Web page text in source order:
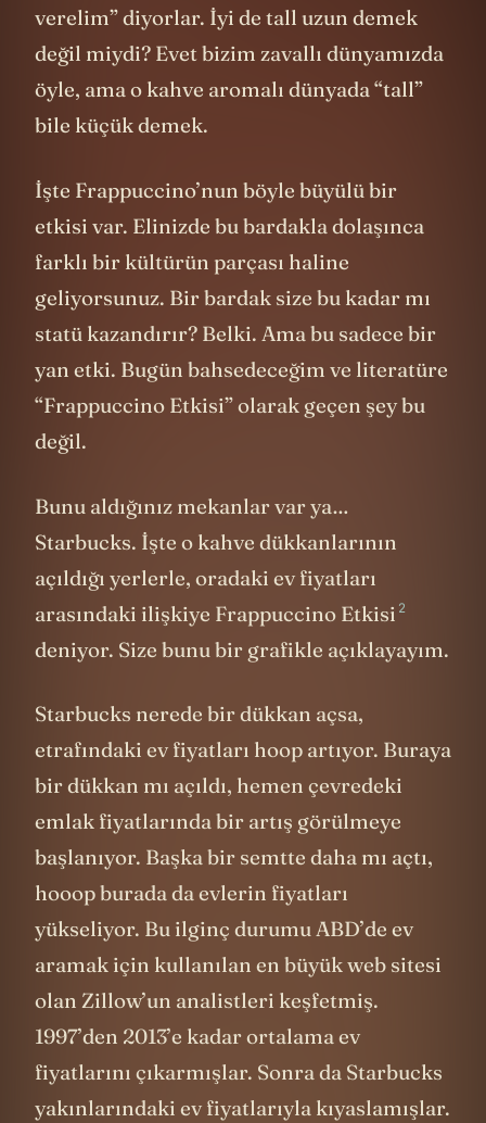
verelim” diyorlar. İyi de tall uzun demek
değil miydi? Evet bizim zavallı dünyamızda
öyle, ama o kahve aromalı dünyada “tall”
bile küçük demek.
İşte Frappuccino’nun böyle büyülü bir
etkisi var. Elinizde bu bardakla dolaşınca
farklı bir kültürün parçası haline
geliyorsunuz. Bir bardak size bu kadar mı
statü kazandırır? Belki. Ama bu sadece bir
yan etki. Bugün bahsedeceğim ve literatüre
“Frappuccino Etkisi” olarak geçen şey bu
değil.
Bunu aldığınız mekanlar var ya…
Starbucks. İşte o kahve dükkanlarının
açıldığı yerlerle, oradaki ev fiyatları
arasındaki ilişkiye Frappuccino Etkisi 2
deniyor. Size bunu bir grafikle açıklayayım.
Starbucks nerede bir dükkan açsa,
etrafındaki ev fiyatları hoop artıyor. Buraya
bir dükkan mı açıldı, hemen çevredeki
emlak fiyatlarında bir artış görülmeye
başlanıyor. Başka bir semtte daha mı açtı,
hooop burada da evlerin fiyatları
yükseliyor. Bu ilginç durumu ABD’de ev
aramak için kullanılan en büyük web sitesi
olan Zillow’un analistleri keşfetmiş.
1997’den 2013’e kadar ortalama ev
fiyatlarını çıkarmışlar. Sonra da Starbucks
yakınlarındaki ev fiyatlarıyla kıyaslamışlar.